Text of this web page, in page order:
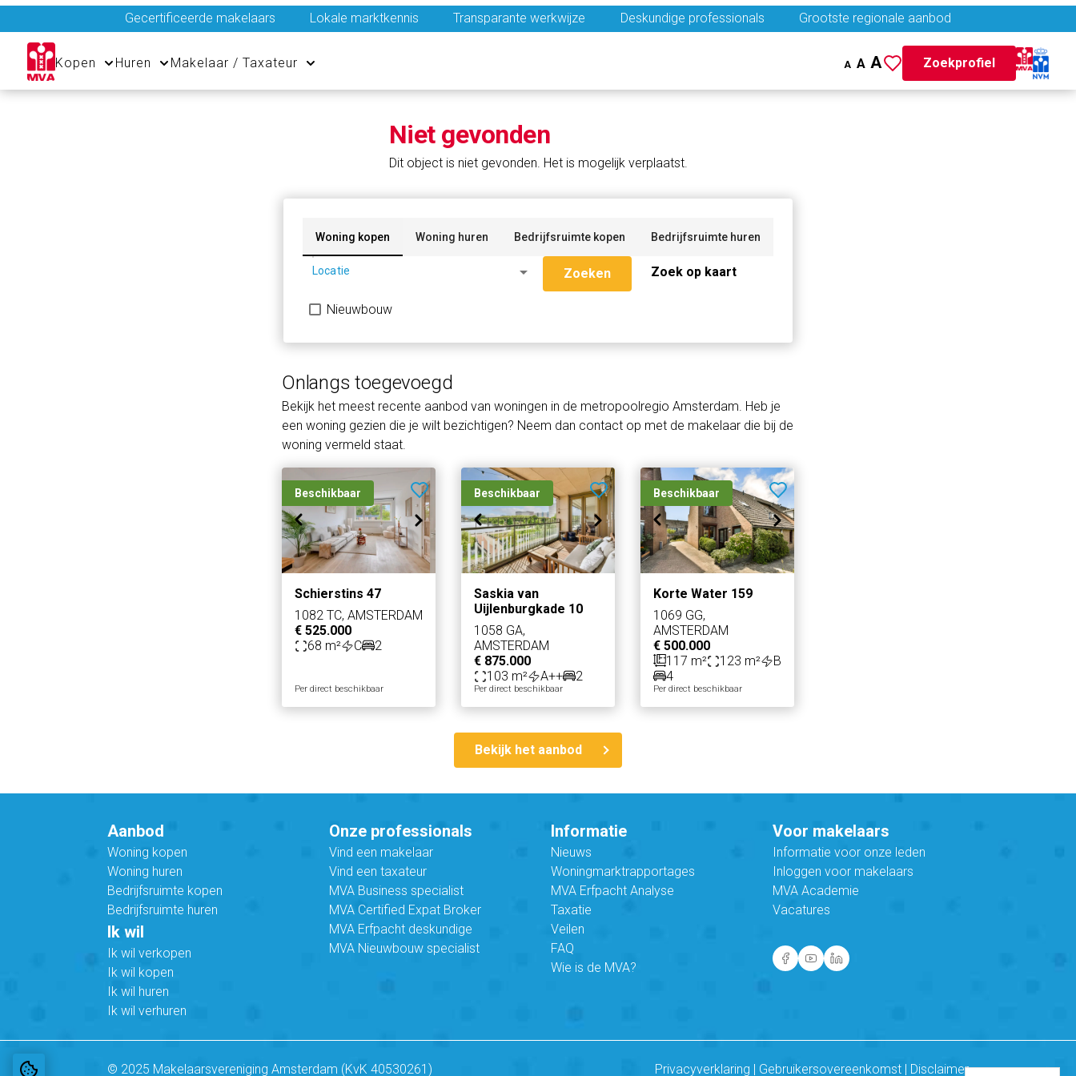
Gecertificeerde makelaars Lokale marktkennis Transparante werkwijze Deskundige professionals Grootste regionale aanbod
Kopen Huren Makelaar / Taxateur A A A Zoekprofiel
Niet gevonden
Dit object is niet gevonden. Het is mogelijk verplaatst.
Woning kopen Woning huren Bedrijfsruimte kopen Bedrijfsruimte huren
Locatie arrow_drop_down
Nieuwbouw
Zoeken Zoek op kaart
Onlangs toegevoegd
Bekijk het meest recente aanbod van woningen in de metropoolregio Amsterdam. Heb je
een woning gezien die je wilt bezichtigen? Neem dan contact op met de makelaar die bij de
woning vermeld staat.
Beschikbaar
Schierstins 47
1082 TC, AMSTERDAM
€ 525.000
68 m²
C 2
Per direct beschikbaar
Beschikbaar
Saskia van
Uijlenburgkade 10
1058 GA,
AMSTERDAM
€ 875.000
103 m²
A++ 2
Per direct beschikbaar
Beschikbaar
Korte Water 159
1069 GG,
AMSTERDAM
€ 500.000
117 m²
123 m²
B
4
Per direct beschikbaar
Bekijk het aanbod
Aanbod
Woning kopen
Woning huren
Bedrijfsruimte kopen
Bedrijfsruimte huren
Ik wil
Ik wil verkopen
Ik wil kopen
Ik wil huren
Ik wil verhuren
Onze professionals
Vind een makelaar
Vind een taxateur
MVA Business specialist
MVA Certified Expat Broker
MVA Erfpacht deskundige
MVA Nieuwbouw specialist
Informatie
Nieuws
Woningmarktrapportages
MVA Erfpacht Analyse
Taxatie
Veilen
FAQ
Wie is de MVA?
Voor makelaars
Informatie voor onze leden
Inloggen voor makelaars
MVA Academie
Vacatures
© 2025 Makelaarsvereniging Amsterdam (KvK 40530261) Privacyverklaring Gebruikersovereenkomst Disclaimer